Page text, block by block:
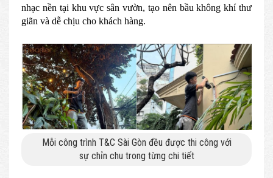
nhạc nền tại khu vực sân vườn, tạo nên bầu không khí thư
giãn và dễ chịu cho khách hàng.
Mỗi công trình T&C Sài Gòn đều được thi công với
sự chỉn chu trong từng chi tiết